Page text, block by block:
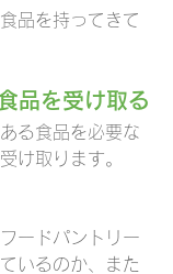
品を持ってきて
品を受け取る
る食品を必要な
け取ります。
ードパントリー
いるのか、また